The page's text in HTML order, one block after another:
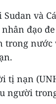
và
đạo
trong
tị nạn
người